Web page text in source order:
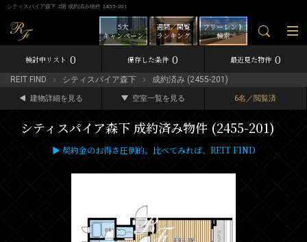
シティスパイア森下 2階 成約済み物件 2455-201
フリーレント
検索
週間／閲覧
ランキング
5大
キャンペーン
検討中リスト 0 保存した条件 0 最近見た物件 0
REIT FIND シティスパイア森下 成約済み (2455-201)
建物詳細を見る 空室一覧を見る 6名／閲覧済
シティスパイア森下 成約済み物件 (2455-201)
▶ 契約金のお得さ圧倒的。比べてみれば、REIT FIND